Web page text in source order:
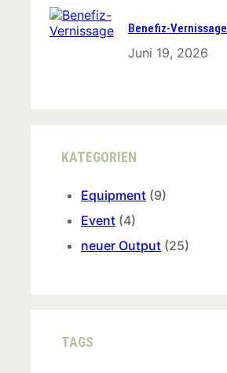
Benefiz-Vernissage
Juni 19, 2026
KATEGORIEN
Equipment (9)
Event (4)
neuer Output (25)
TAGS